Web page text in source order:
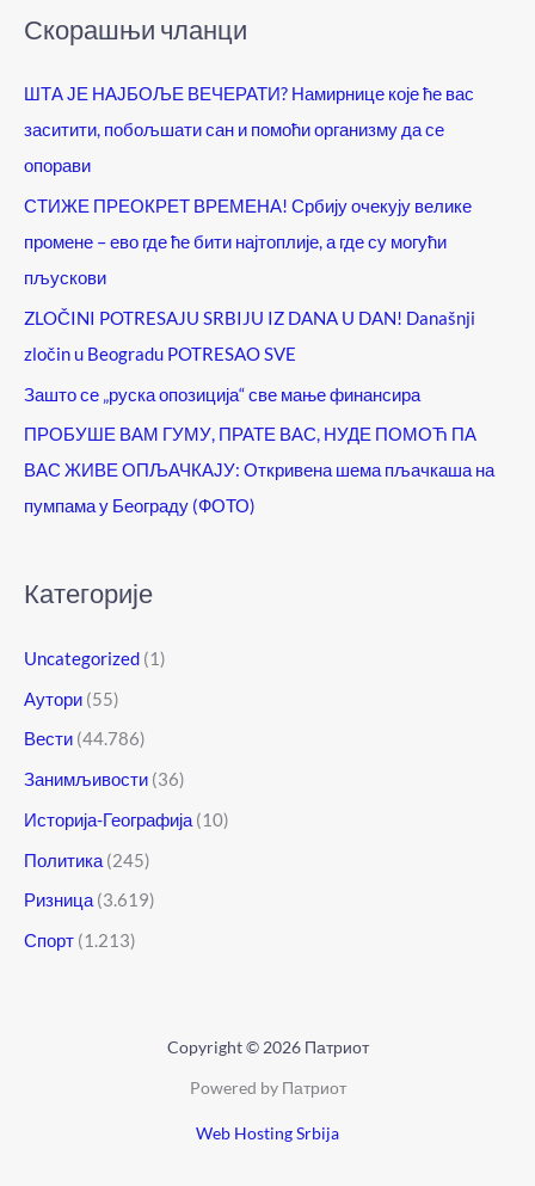
Скорашњи чланци
ШТА ЈЕ НАЈБОЉЕ ВЕЧЕРАТИ? Намирнице које ће вас
заситити, побољшати сан и помоћи организму да се
опорави
СТИЖЕ ПРЕОКРЕТ ВРЕМЕНА! Србију очекују велике
промене – ево где ће бити најтоплије, а где су могући
пљускови
ZLOČINI POTRESAJU SRBIJU IZ DANA U DAN! Današnji
zločin u Beogradu POTRESAO SVE
Зашто се „руска опозиција“ све мање финансира
ПРОБУШЕ ВАМ ГУМУ, ПРАТЕ ВАС, НУДЕ ПОМОЋ ПА
ВАС ЖИВЕ ОПЉАЧКАЈУ: Откривена шема пљачкаша на
пумпама у Београду (ФОТО)
Категорије
Uncategorized (1)
Аутори (55)
Вести (44.786)
Занимљивости (36)
Историја-Географија (10)
Политика (245)
Ризница (3.619)
Спорт (1.213)
Copyright © 2026 Патриот
Powered by Патриот
Web Hosting Srbija